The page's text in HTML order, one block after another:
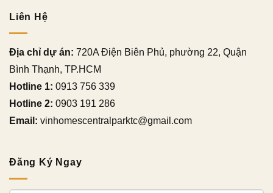
Liên Hệ
Địa chỉ dự án: 720A Điện Biên Phủ, phường 22, Quận
Bình Thạnh, TP.HCM
Hotline 1: 0913 756 339
Hotline 2: 0903 191 286
Email: vinhomescentralparktc@gmail.com
Đăng Ký Ngay